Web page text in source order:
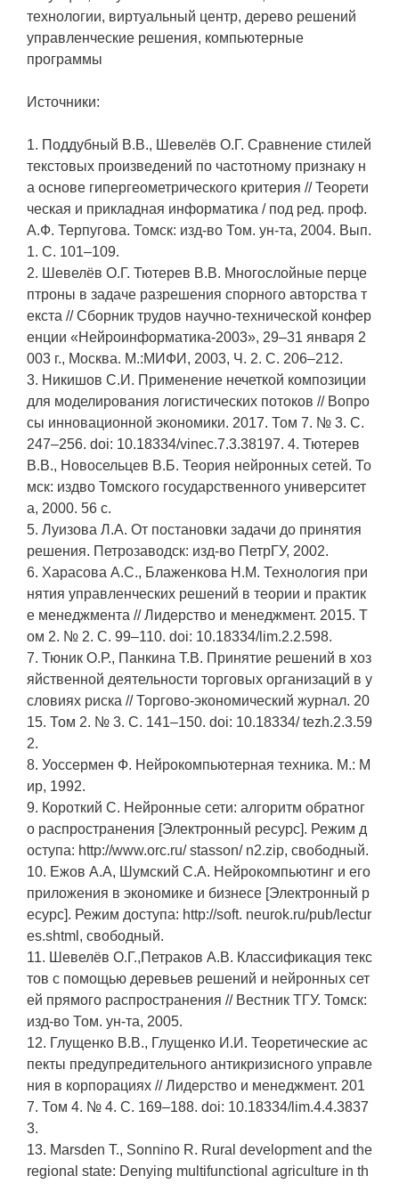
технологии, виртуальный центр, дерево решений
управленческие решения, компьютерные
программы
Источники:
1. Поддубный В.В., Шевелёв О.Г. Сравнение стилей
текстовых произведений по частотному признаку н
а основе гипергеометрического критерия // Теорети
ческая и прикладная информатика / под ред. проф.
А.Ф. Терпугова. Томск: изд-во Том. ун-та, 2004. Вып.
1. С. 101–109.
2. Шевелёв О.Г. Тютерев В.В. Многослойные перце
птроны в задаче разрешения спорного авторства т
екста // Сборник трудов научно-технической конфер
енции «Нейроинформатика-2003», 29–31 января 2
003 г., Москва. М.:МИФИ, 2003, Ч. 2. С. 206–212.
3. Никишов С.И. Применение нечеткой композиции
для моделирования логистических потоков // Вопро
сы инновационной экономики. 2017. Том 7. № 3. С.
247–256. doi: 10.18334/vinec.7.3.38197. 4. Тютерев
В.В., Новосельцев В.Б. Теория нейронных сетей. То
мск: издво Томского государственного университет
а, 2000. 56 с.
5. Луизова Л.А. От постановки задачи до принятия
решения. Петрозаводск: изд-во ПетрГУ, 2002.
6. Харасова А.С., Блаженкова Н.М. Технология при
нятия управленческих решений в теории и практик
е менеджмента // Лидерство и менеджмент. 2015. Т
ом 2. № 2. С. 99–110. doi: 10.18334/lim.2.2.598.
7. Тюник О.Р., Панкина Т.В. Принятие решений в хоз
яйственной деятельности торговых организаций в у
словиях риска // Торгово-экономический журнал. 20
15. Том 2. № 3. С. 141–150. doi: 10.18334/ tezh.2.3.59
2.
8. Уоссермен Ф. Нейрокомпьютерная техника. М.: М
ир, 1992.
9. Короткий С. Нейронные сети: алгоритм обратног
о распространения [Электронный ресурс]. Режим д
оступа: http://www.orc.ru/ stasson/ n2.zip, свободный.
10. Ежов А.А, Шумский С.А. Нейрокомпьютинг и его
приложения в экономике и бизнесе [Электронный р
есурс]. Режим доступа: http://soft. neurok.ru/pub/lectur
es.shtml, свободный.
11. Шевелёв О.Г.,Петраков А.В. Классификация текс
тов с помощью деревьев решений и нейронных сет
ей прямого распространения // Вестник ТГУ. Томск:
изд-во Том. ун-та, 2005.
12. Глущенко В.В., Глущенко И.И. Теоретические ас
пекты предупредительного антикризисного управле
ния в корпорациях // Лидерство и менеджмент. 201
7. Том 4. № 4. С. 169–188. doi: 10.18334/lim.4.4.3837
3.
13. Marsden T., Sonnino R. Rural development and the
regional state: Denying multifunctional agriculture in th